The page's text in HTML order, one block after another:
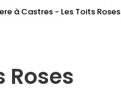
à Castres - Les Toits Roses
Roses